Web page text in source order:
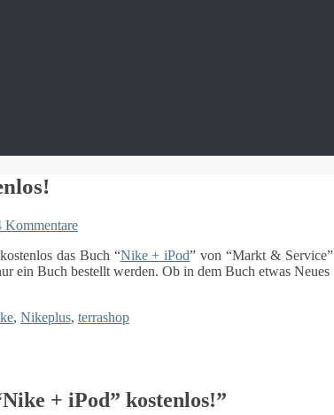
Kommentare
das Buch “Nike + iPod” von “Markt &
ein Buch bestellt werden. Ob in dem Buch etwas
, Nikeplus, terrashop
+ iPod” kostenlos!”